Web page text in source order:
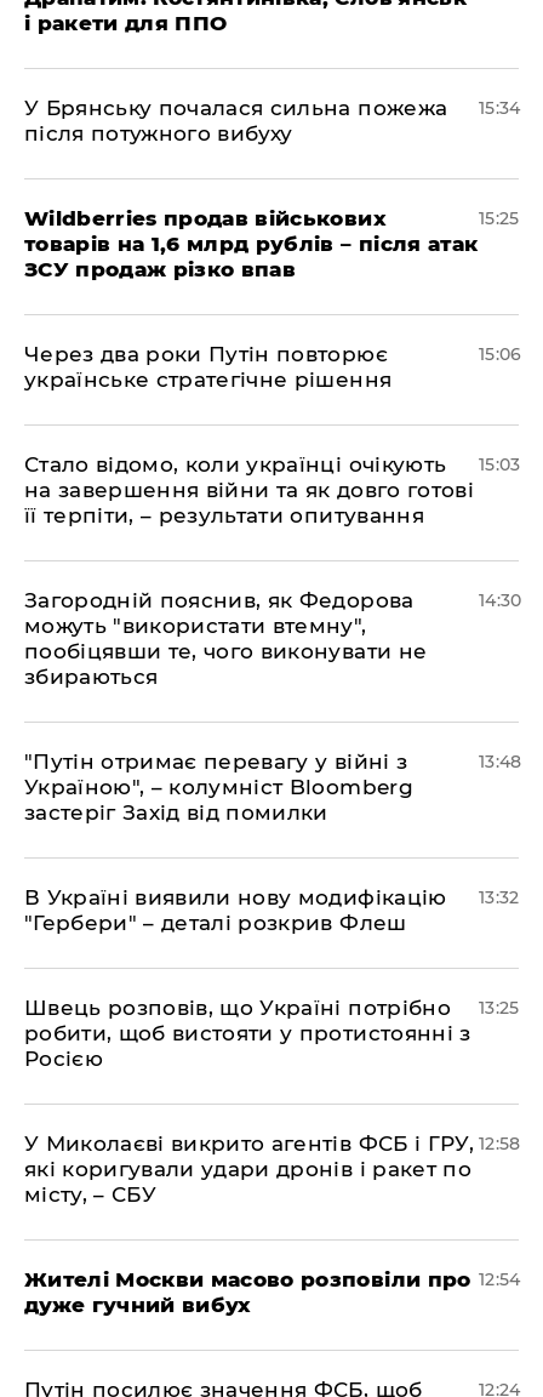
і ракети для ППО
У Брянську почалася сильна пожежа
після потужного вибуху
15:34
Wildberries продав військових
товарів на 1,6 млрд рублів – після атак
ЗСУ продаж різко впав
15:25
Через два роки Путін повторює
українське стратегічне рішення
15:06
Стало відомо, коли українці очікують
на завершення війни та як довго готові
її терпіти, – результати опитування
15:03
Загородній пояснив, як Федорова
можуть "використати втемну",
пообіцявши те, чого виконувати не
збираються
14:30
"Путін отримає перевагу у війні з
Україною", – колумніст Bloomberg
застеріг Захід від помилки
13:48
В Україні виявили нову модифікацію
"Гербери" – деталі розкрив Флеш
13:32
Швець розповів, що Україні потрібно
робити, щоб вистояти у протистоянні з
Росією
13:25
У Миколаєві викрито агентів ФСБ і ГРУ,
які коригували удари дронів і ракет по
місту, – СБУ
12:58
Жителі Москви масово розповіли про
дуже гучний вибух
12:54
Путін посилює значення ФСБ, щоб
12:24